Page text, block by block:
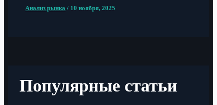
Анализ рынка / 10 ноября, 2025
Популярные статьи